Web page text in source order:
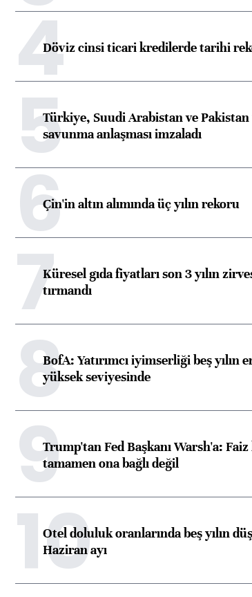
4Döviz cinsi ticari kredilerde tarihi
5Türkiye, Suudi Arabistan ve
savunma anlaşması imzaladı
6Çin'in altın alımında üç yılın rekoru
7Küresel gıda fiyatları son 3 yılın
tırmandı
8BofA: Yatırımcı iyimserliği beş yılın
yüksek seviyesinde
9Trump'tan Fed Başkanı Warsh'a: Faiz
tamamen ona bağlı değil
10
Otel doluluk oranlarında beş yılın
Haziran ayı